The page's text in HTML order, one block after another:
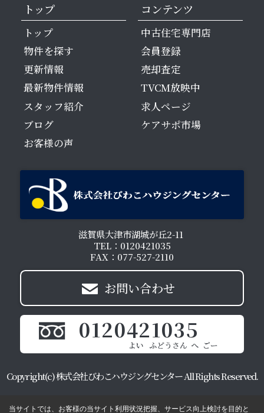
トップ
トップ
物件を探す
更新情報
最新物件情報
スタッフ紹介
ブログ
お客様の声
コンテンツ
中古住宅専門店
会員登録
売却査定
TVCM放映中
求人ページ
ケアサポ市場
滋賀県大津市湖城が丘2-11
TEL：0120421035
FAX：077-527-2110
お問い合わせ
0120421035
Copyright(c) 株式会社びわこハウジングセンター All Rights Reserved.
当サイトでは、お客様の当サイト利用状況把握、サービス向上検討を目的と